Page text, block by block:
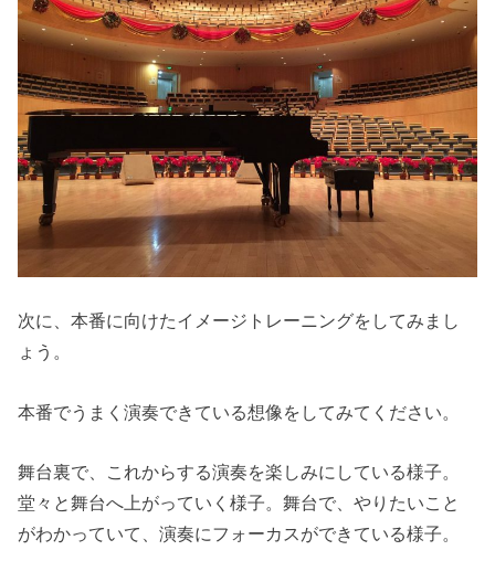
次に、本番に向けたイメージトレーニングをしてみまし
ょう。
本番でうまく演奏できている想像をしてみてください。
舞台裏で、これからする演奏を楽しみにしている様子。
堂々と舞台へ上がっていく様子。舞台で、やりたいこと
がわかっていて、演奏にフォーカスができている様子。